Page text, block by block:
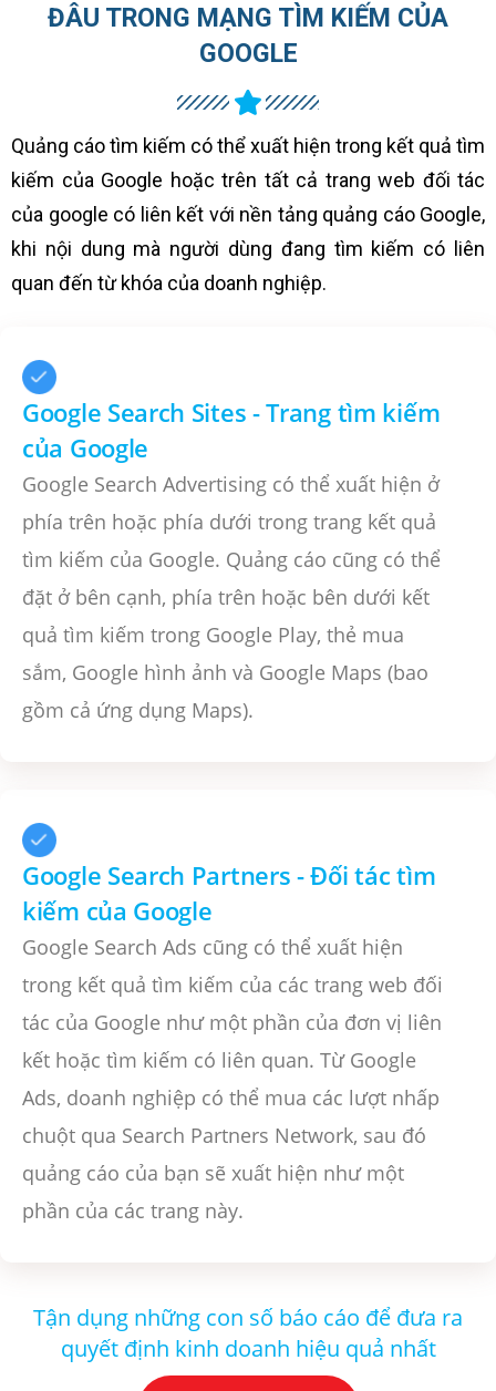
ĐÂU TRONG MẠNG TÌM KIẾM CỦA
GOOGLE
Quảng cáo tìm kiếm có thể xuất hiện trong kết quả tìm
kiếm của Google hoặc trên tất cả trang web đối tác
của google có liên kết với nền tảng quảng cáo Google,
khi nội dung mà người dùng đang tìm kiếm có liên
quan đến từ khóa của doanh nghiệp.
Google Search Sites - Trang tìm kiếm
của Google
Google Search Advertising có thể xuất hiện ở
phía trên hoặc phía dưới trong trang kết quả
tìm kiếm của Google. Quảng cáo cũng có thể
đặt ở bên cạnh, phía trên hoặc bên dưới kết
quả tìm kiếm trong Google Play, thẻ mua
sắm, Google hình ảnh và Google Maps (bao
gồm cả ứng dụng Maps).
Google Search Partners - Đối tác tìm
kiếm của Google
Google Search Ads cũng có thể xuất hiện
trong kết quả tìm kiếm của các trang web đối
tác của Google như một phần của đơn vị liên
kết hoặc tìm kiếm có liên quan. Từ Google
Ads, doanh nghiệp có thể mua các lượt nhấp
chuột qua Search Partners Network, sau đó
quảng cáo của bạn sẽ xuất hiện như một
phần của các trang này.
Tận dụng những con số báo cáo để đưa ra
quyết định kinh doanh hiệu quả nhất